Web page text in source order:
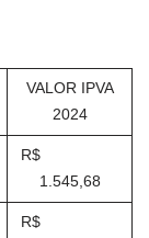
VALOR IPVA
2024
R$
1.545,68
R$